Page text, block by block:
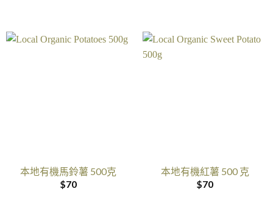
本地有機馬鈴薯 500克
$70
本地有機紅薯 500 克
$70